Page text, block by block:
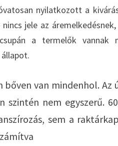
nyilatkozott a
jele az
a termelők
bőven van mindenhol.
szintén nem egyszerű.
sem a